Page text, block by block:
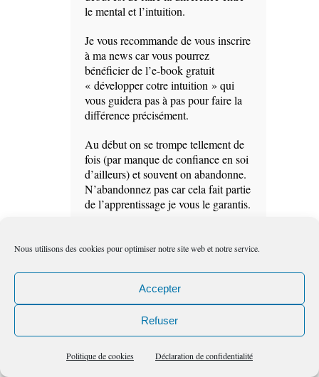
Nous utilisons des cookies pour optimiser notre site web et notre service.
Accepter
Refuser
Politique de cookies Déclaration de confidentialité
le mental et l’intuition.
Je vous recommande de vous inscrire
à ma news car vous pourrez
bénéficier de l’e-book gratuit
« développer cotre intuition » qui
vous guidera pas à pas pour faire la
différence précisément.
Au début on se trompe tellement de
fois (par manque de confiance en soi
d’ailleurs) et souvent on abandonne.
N’abandonnez pas car cela fait partie
de l’apprentissage je vous le garantis.
début surtout c’est de faire des
http://lescheminsdelintuition.com/dev
elopper-lintuition-en-samusant1/
http://lescheminsdelintuition.com/dev
elopper-lintuition-en-samusant2/
et commencez par des questions